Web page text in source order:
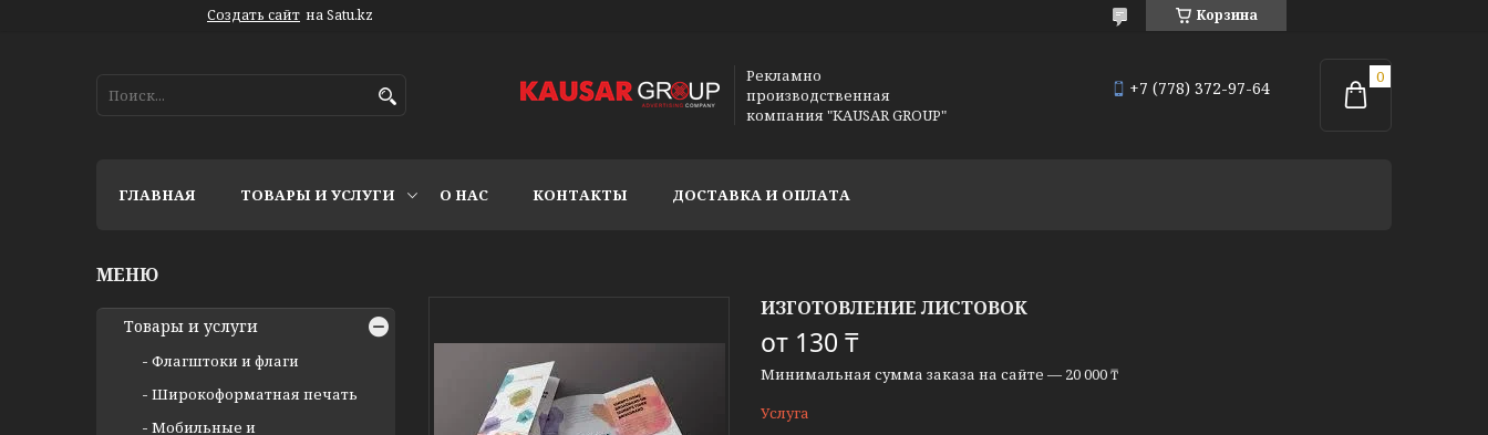
Создать сайт на Satu.kz Корзина
Рекламно
производственная
компания "KAUSAR GROUP"
+7 (778) 372-97-64
ГЛАВНАЯ ТОВАРЫ И УСЛУГИ О НАС КОНТАКТЫ ДОСТАВКА И ОПЛАТА
ИЗГОТОВЛЕНИЕ ЛИСТОВОК
от 130 ₸
Минимальная сумма заказа на сайте — 20 000 ₸
Услуга
Товары и услуги
Флагштоки и флаги
Широкоформатная печать
Мобильные и